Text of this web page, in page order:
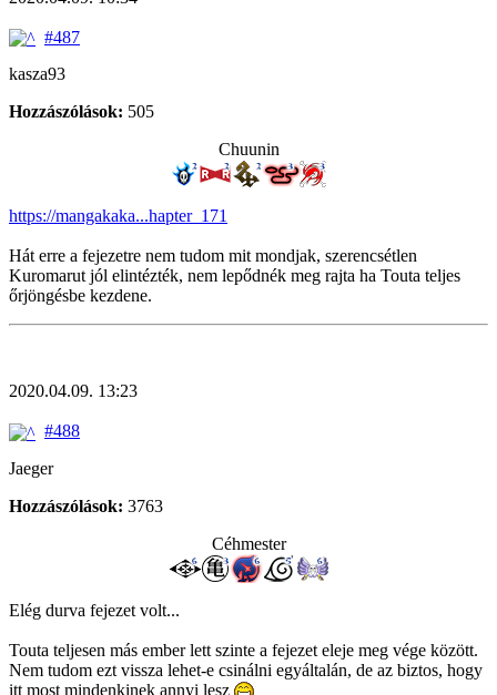
#487
kasza93
Hozzászólások: 505
Chuunin
https://mangakaka...hapter_171
Hát erre a fejezetre nem tudom mit mondjak, szerencsétlen
Kuromarut jól elintézték, nem lepődnék meg rajta ha Touta teljes
őrjöngésbe kezdene.
2020.04.09. 13:23
#488
Jaeger
Hozzászólások: 3763
Céhmester
Elég durva fejezet volt...
Touta teljesen más ember lett szinte a fejezet eleje meg vége között.
Nem tudom ezt vissza lehet-e csinálni egyáltalán, de az biztos, hogy
itt most mindenkinek annyi lesz